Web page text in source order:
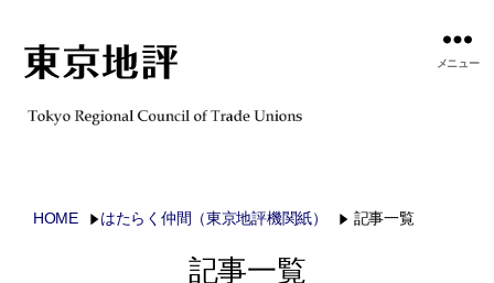
メニュー
HOME はたらく仲間（東京地評機関紙） 記事一覧
記事一覧